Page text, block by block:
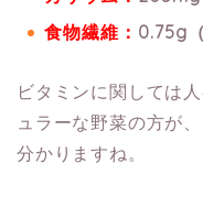
食物繊維： 0.75g
ビタミンに関しては
ュラーな野菜の方が、
分かりますね。